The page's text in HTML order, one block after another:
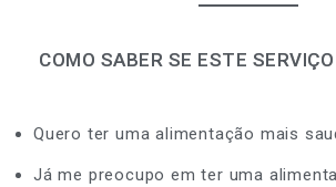
COMO SABER SE ESTE
Quero ter uma alimentação mais
Já me preocupo em ter uma